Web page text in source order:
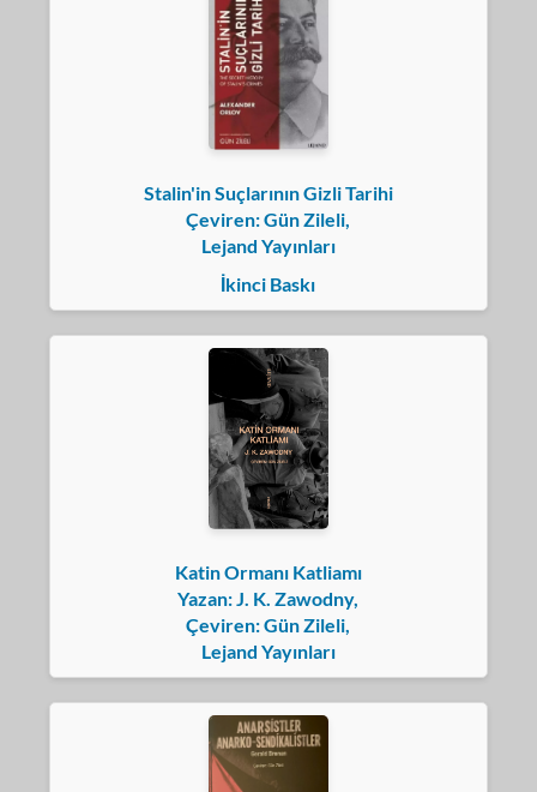
Stalin'in Suçlarının Gizli Tarihi
Çeviren: Gün Zileli,
Lejand Yayınları
İkinci Baskı
Katin Ormanı Katliamı
Yazan: J. K. Zawodny,
Çeviren: Gün Zileli,
Lejand Yayınları